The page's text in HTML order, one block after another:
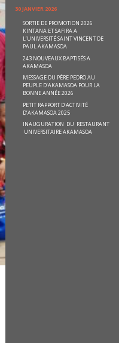
30 JANVIER 2026
SORTIE DE PROMOTION 2026
KINTANA ET SAFIRA A
L’UNIVERSITÉ SAINT VINCENT DE
PAUL AKAMASOA
243 NOUVEAUX BAPTISÉS A
AKAMASOA
MESSAGE DU PÈRE PEDRO AU
PEUPLE D’AKAMASOA POUR LA
BONNE ANNÉE 2026
PETIT RAPPORT D’ACTIVITÉ
D’AKAMASOA 2025
INAUGURATION DU RESTAURANT
UNIVERSITAIRE AKAMASOA